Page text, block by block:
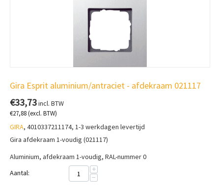
Gira Esprit aluminium/antraciet - afdekraam 021117
€33,73incl. BTW
€27,88(excl. BTW)
GIRA, 4010337211174, 1-3 werkdagen levertijd
Gira afdekraam 1-voudig (021117)
Aluminium, afdekraam 1-voudig, RAL-nummer 0
Aantal:
+
−